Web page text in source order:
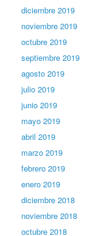
diciembre 2019
noviembre 2019
octubre 2019
septiembre 2019
agosto 2019
julio 2019
junio 2019
mayo 2019
abril 2019
marzo 2019
febrero 2019
enero 2019
diciembre 2018
noviembre 2018
octubre 2018